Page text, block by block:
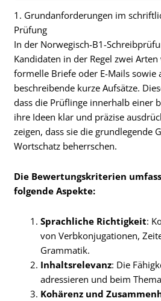
1. Grundanforderungen im
Prüfung
In der Norwegisch-B1-
Kandidaten in der Regel zwei
formelle Briefe oder E-Mails sowie
beschreibende kurze Aufsätze.
dass die Prüflinge innerhalb einer
ihre Ideen klar und präzise
zeigen, dass sie die grundlegende
Wortschatz beherrschen.
Die Bewertungskriterien
folgende Aspekte:
Sprachliche Richtigkeit:
von Verbkonjugationen,
Grammatik.
Inhaltsrelevanz: Die
adressieren und beim
Kohärenz und